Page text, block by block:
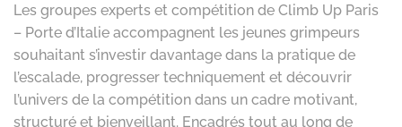
Les groupes experts et compétition de Climb Up Paris
– Porte d’Italie accompagnent les jeunes grimpeurs
souhaitant s’investir davantage dans la pratique de
l’escalade, progresser techniquement et découvrir
l’univers de la compétition dans un cadre motivant,
structuré et bienveillant. Encadrés tout au long de